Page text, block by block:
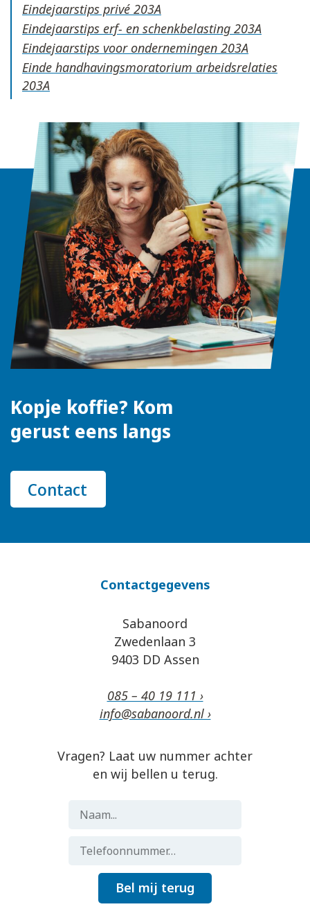
Eindejaarstips privé
Eindejaarstips erf- en schenkbelasting
Eindejaarstips voor ondernemingen
Einde handhavingsmoratorium arbeidsrelaties
Kopje koffie? Kom
gerust eens langs
Contact
Contactgegevens
Sabanoord
Zwedenlaan 3
9403 DD Assen
085 – 40 19 111 ›
info@sabanoord.nl ›
Vragen? Laat uw nummer achter
en wij bellen u terug.
Bel mij terug